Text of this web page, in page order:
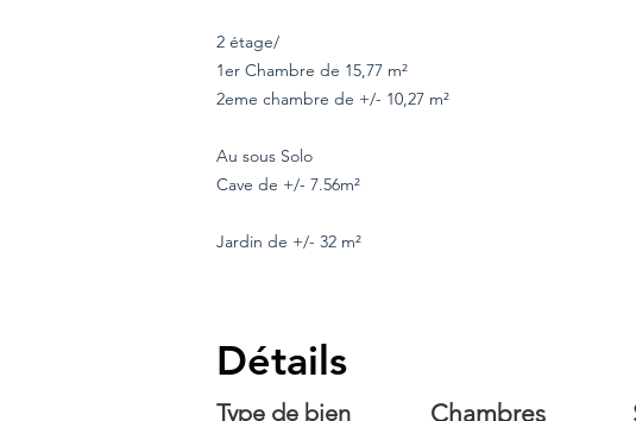
2 étage/
1er Chambre de 15,77 m²
2eme chambre de +/- 10,27 m²
Au sous Solo
Cave de +/- 7.56m²
Jardin de +/- 32 m²
Détails
Type de bien Chambres